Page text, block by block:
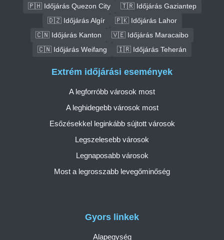
🇵🇭 Időjárás Quezon City
🇹🇷 Időjárás Gaziantep
🇩🇿 Időjárás Algír
🇵🇰 Időjárás Lahor
🇨🇳 Időjárás Kanton
🇻🇪 Időjárás Maracaibo
🇨🇳 Időjárás Weifang
🇮🇷 Időjárás Teherán
Gyors linkek
Alapegység
Extrém időjárási események
A legforróbb városok most
A leghidegebb városok most
Esőzésekkel leginkább sújtott városok
Legszelesebb városok
Legnaposabb városok
Most a legrosszabb levegőminőség